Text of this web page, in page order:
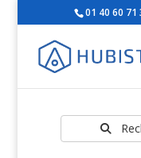
01 40 60 71